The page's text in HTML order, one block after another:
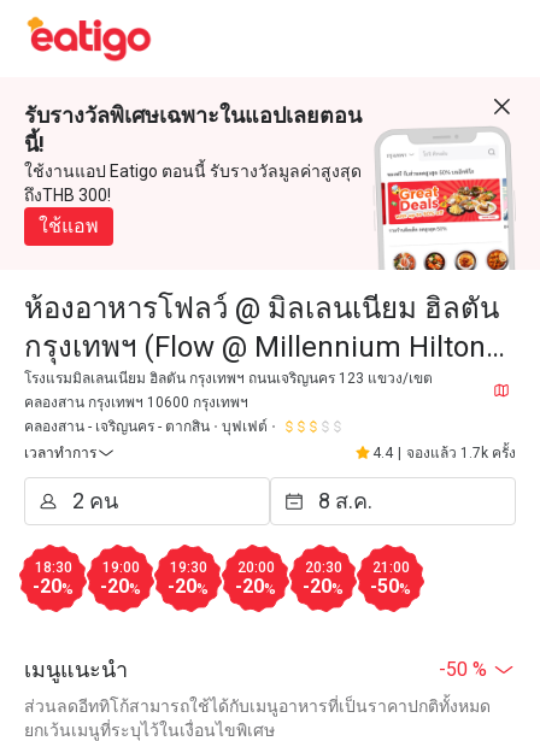
รับรางวัลพิเศษเฉพาะในแอปเลยตอน
นี้!
ใช้งานแอป Eatigo ตอนนี้ รับรางวัลมูลค่าสูงสุด
ถึงTHB 300!
ใช้แอพ
ห้องอาหารโฟลว์ @ มิลเลนเนียม ฮิลตัน
กรุงเทพฯ (Flow @ Millennium Hilton
Bangkok)
โรงแรมมิลเลนเนียม ฮิลตัน กรุงเทพฯ ถนนเจริญนคร 123 แขวง/เขต
คลองสาน กรุงเทพฯ 10600 กรุงเทพฯ
คลองสาน - เจริญนคร - ตากสิน
บุฟเฟต์
เวลาทำการ
4.4 จองแล้ว 1.7k ครั้ง
18:30
-20%
19:00
-20%
19:30
-20%
20:00
-20%
20:30
-20%
21:00
-50%
เมนูแนะนำ -50 %
ส่วนลดอีททิโก้สามารถใช้ได้กับเมนูอาหารที่เป็นราคาปกติทั้งหมด
ยกเว้นเมนูที่ระบุไว้ในเงื่อนไขพิเศษ